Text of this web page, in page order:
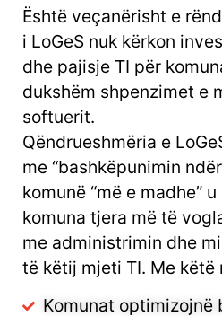
Është veçanërisht e
i LoGeS nuk kërkon
dhe pajisje TI për
dukshëm shpenzimet e
softuerit.
Qëndrueshmëria e
me “bashkëpunimin
komunë “më e madhe”
komuna tjera më të
me administrimin dhe
të këtij mjeti TI. Me këtë
Komunat optimizojnë